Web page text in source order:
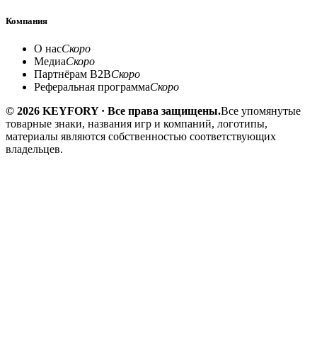
Компания
О насСкоро
МедиаСкоро
Партнёрам B2BСкоро
Реферальная программаСкоро
© 2026 KEYFORY · Все права защищены.Все упомянутые
товарные знаки, названия игр и компаний, логотипы,
материалы являются собственностью соответствующих
владельцев.